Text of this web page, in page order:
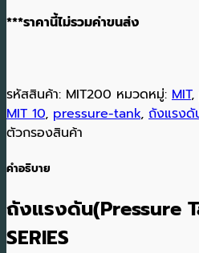
***ราคานี้ไม่รวมค่าขนส่ง
รหัสสินค้า: MIT200 หมวดหมู่: MIT,
MIT 10, pressure-tank, ถังแรงดั
ตัวกรองสินค้า
คำอธิบาย
ถังแรงดัน(Pressure
SERIES